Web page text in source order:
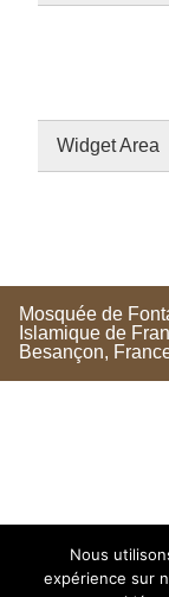
Widget Area
Mosquée de
Islamique de
Besançon,
Nous
expérience sur